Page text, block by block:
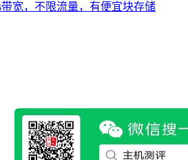
宽，不限流量，有便宜块存储